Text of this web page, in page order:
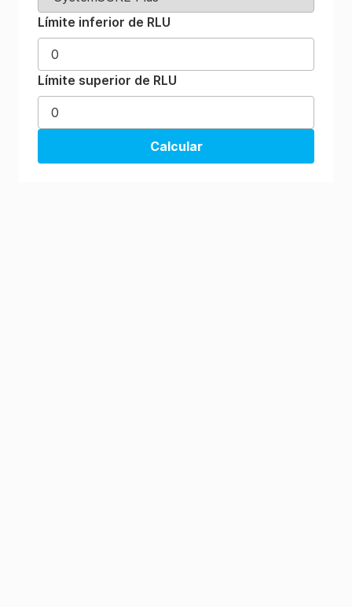
Límite inferior de RLU
Límite superior de RLU
Calcular